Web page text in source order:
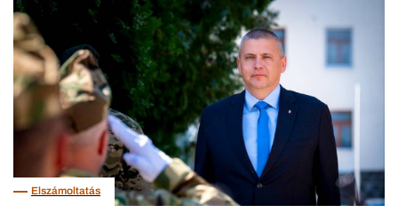
Elszámoltatás